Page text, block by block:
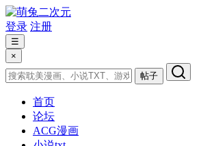
登录 注册
☰
×
帖子
首页
论坛
ACG漫画